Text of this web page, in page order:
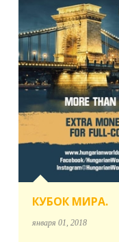
КУБОК МИРА.
января 01, 2018